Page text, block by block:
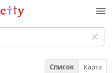
Викисити
Список Карта